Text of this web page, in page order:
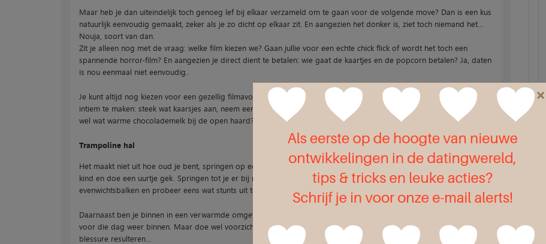
Maar heb je dan uiteindelijk toch genoeg lef bij elkaar verzameld om te gaan voor de volgende move? Dan is een kus
natuurlijk eenvoudig gemaakt, zeker als je zo dicht op elkaar zit. En aangezien het donker is, ziet toch niemand het…
Nouja, soort van dan.
Zit je alleen nog met de vraag: welke film kiezen we? Gaan jullie voor een echte chick flick of wordt het toch een
spannende horror-film? En aangezien je direct dient te betalen: wie gaat de kaartjes en de popcorn betalen? Ja, daten
is nou eenmaal niet eenvoudig..
Je kunt altijd nog kiezen voor een gezellig filmavondje thuis. Lekker knus en warm tegen elkaar aan. Om het extra
intiem te maken: steek wat kaarsjes aan, neem een wijntje erbij en maak wat stokbrood met brie klaar. Of misschien
wel wat warme chocolademelk bij de open haard? Dat wordt ongetwijfeld een topavond!
Trampoline hal
Het maakt niet uit hoe oud je bent, springen op een trampoline blijft gewoon altijd leuk! Wees samen weer even een
kind en doe een uurtje gek. Springen tot je er bij neervalt… Maak salto’s, probeer te balanceren op de
evenwichtsbalken en probeer eens wat stunts uit te voeren. Plezier en een berg lol is absoluut gegarandeerd!
Daarnaast ben je binnen in een verwarmde omgeving en ben je lekker actief bezig. Zo heb je direct al je beweging
voor die dag weer binnen. Maar doe wel voorzichtig, want een verkeerde landing kan al snel in een vervelende
blessure resulteren…
×